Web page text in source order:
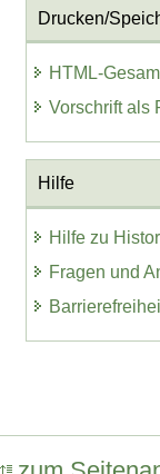
Drucken/
HTML-
Vorschrift als
Hilfe
Hilfe zu
Fragen und